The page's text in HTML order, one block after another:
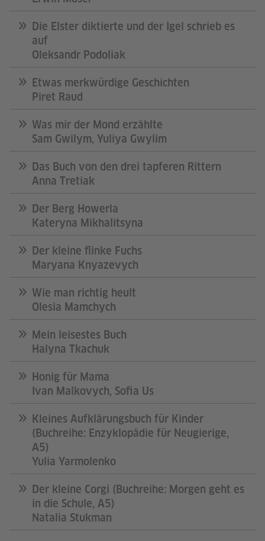
Die Elster diktierte und der Igel schrieb es
auf
Oleksandr Podoliak
Etwas merkwürdige Geschichten
Piret Raud
Was mir der Mond erzählte
Sam Gwilym, Yuliya Gwylim
Das Buch von den drei tapferen Rittern
​​Anna Tretiak
Der Berg Howerla
Kateryna Mikhalitsyna
Der kleine flinke Fuchs
Maryana ​​Knyazevych
Wie man richtig heult
Olesia Mamchych
Mein leisestes Buch
Halyna Tkachuk
Honig für Mama
Ivan Malkovych, Sofia Us
Kleines Aufklärungsbuch für Kinder
(Buchreihe: Enzyklopädie für Neugierige,
A5)
Yulia Yarmolenko
Der kleine Corgi (Buchreihe: Morgen geht es
in die Schule, A5)
Natalia Stukman